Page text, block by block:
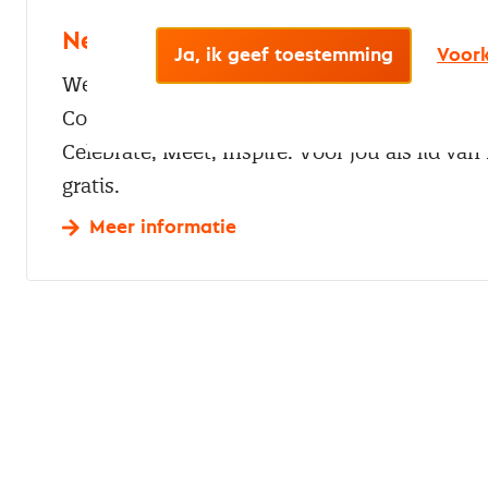
Nevi Community Event
We zetten onze leden graag in het zonnetje
Community Event. Het thema van het
Celebrate, Meet, Inspire. Voor jou als lid
gratis.
Meer informatie
Ja, ik geef toestemming